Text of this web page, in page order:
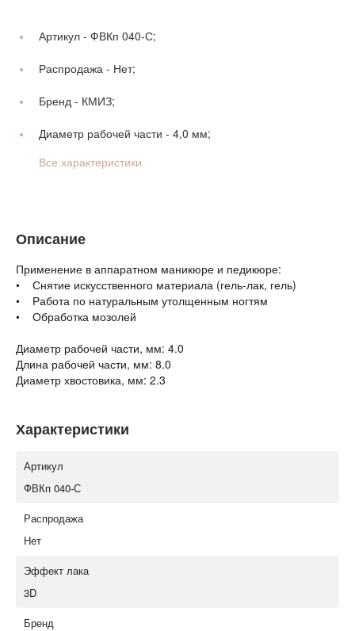
Артикул - ФВКп 040-С;
Распродажа - Нет;
Бренд - КМИЗ;
Диаметр рабочей части - 4,0 мм;
Все характеристики
Описание
Применение в аппаратном маникюре и педикюре:
• Снятие искусственного материала (гель-лак, гель)
• Работа по натуральным утолщенным ногтям
• Обработка мозолей
Диаметр рабочей части, мм: 4.0
Длина рабочей части, мм: 8.0
Диаметр хвостовика, мм: 2.3
Характеристики
Артикул
ФВКп 040-С
Распродажа
Нет
Эффект лака
3D
Бренд